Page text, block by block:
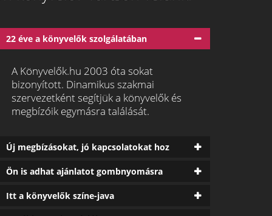
22 éve a könyvelők szolgálatában
A Könyvelők.hu 2003 óta sokat
bizonyított. Dinamikus szakmai
szervezetként segítjük a könyvelők és
megbízóik egymásra találását.
Új megbízásokat, jó kapcsolatokat hoz
Ön is adhat ajánlatot gombnyomásra
Itt a könyvelők színe-java